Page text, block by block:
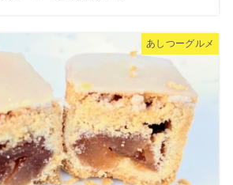
あしつーグルメ